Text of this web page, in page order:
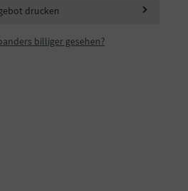
drucken
billiger gesehen?